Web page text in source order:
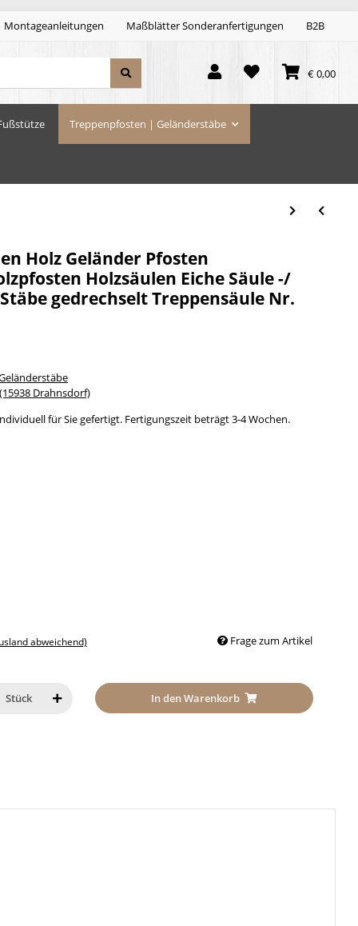
Montageanleitungen Maßblätter Sonderanfertigungen B2B
€ 0,00
Treppenpfosten | Geländerstäbe
Holz Geländer Pfosten
Holzsäulen Eiche Säule -/
gedrechselt Treppensäule Nr.
Drahnsdorf)
für Sie gefertigt. Fertigungszeit beträgt 3-4 Wochen.
abweichend) Frage zum Artikel
Stück In den Warenkorb